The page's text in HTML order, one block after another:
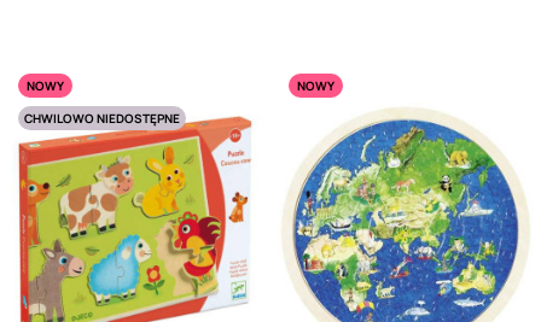
NOWY
CHWILOWO NIEDOSTĘPNE
NOWY